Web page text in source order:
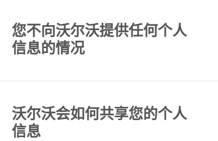
您不向沃尔沃提供任何个人
信息的情况
沃尔沃会如何共享您的个人
信息